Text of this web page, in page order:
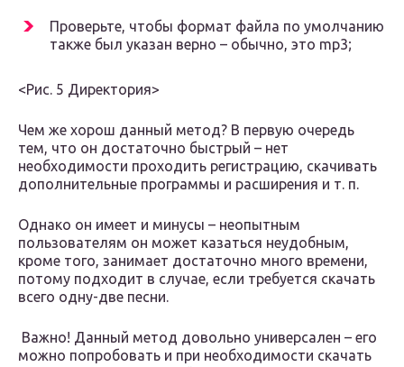
Проверьте, чтобы формат файла по умолчанию
также был указан верно – обычно, это mp3;
<Рис. 5 Директория>
Чем же хорош данный метод? В первую очередь
тем, что он достаточно быстрый – нет
необходимости проходить регистрацию, скачивать
дополнительные программы и расширения и т. п.
Однако он имеет и минусы – неопытным
пользователям он может казаться неудобным,
кроме того, занимает достаточно много времени,
потому подходит в случае, если требуется скачать
всего одну-две песни.
Важно! Данный метод довольно универсален – его
можно попробовать и при необходимости скачать